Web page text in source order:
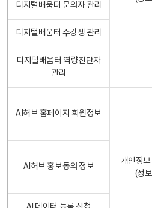
디지털배움터 문의자 관리
디지털배움터 수강생 관리
디지털배움터 역량진단자
관리
AI허브 홈페이지 회원정보
개인정
(정
AI허브 홍보동의 정보